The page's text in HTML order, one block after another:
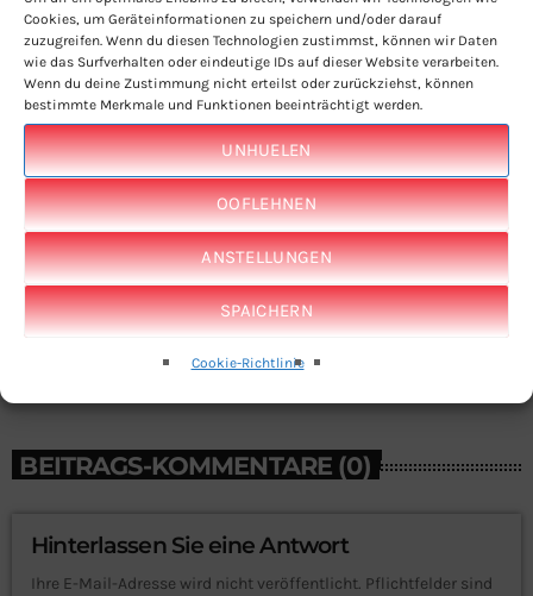
Cookies, um Geräteinformationen zu speichern und/oder darauf
zuzugreifen. Wenn du diesen Technologien zustimmst, können wir Daten
wie das Surfverhalten oder eindeutige IDs auf dieser Website verarbeiten.
Wenn du deine Zustimmung nicht erteilst oder zurückziehst, können
bestimmte Merkmale und Funktionen beeinträchtigt werden.
UNHUELEN
OOFLEHNEN
ANSTELLUNGEN
SPAICHERN
Cookie-Richtlinie
GESCHRIEBEN VON:ANTOINE ORAZI
email
RATE IT
BEITRAGS-KOMMENTARE (0)
Hinterlassen Sie eine Antwort
Ihre E-Mail-Adresse wird nicht veröffentlicht. Pflichtfelder sind